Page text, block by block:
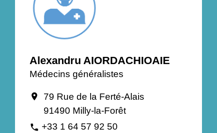
Alexandru AIORDACHIOAIE
Médecins généralistes
location_on
79 Rue de la Ferté-Alais
91490 Milly-la-Forêt
phone +33 1 64 57 92 50